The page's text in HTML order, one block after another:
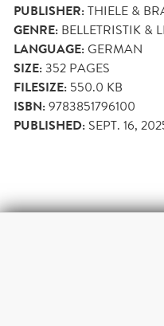
PUBLISHER:THIELE &
GENRE: BELLETRISTIK &
LANGUAGE:GERMAN
SIZE:352 PAGES
FILESIZE: 550.0 KB
ISBN:9783851796100
PUBLISHED: SEPT. 16,